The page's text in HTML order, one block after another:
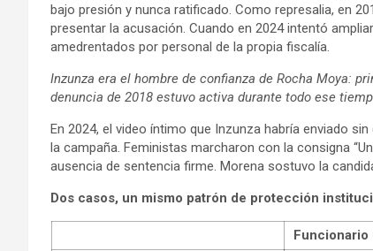
bajo presión y nunca ratificado. Como represalia, en
presentar la acusación. Cuando en 2024 intentó
amedrentados por personal de la propia fiscalía.
Inzunza era el hombre de confianza de Rocha Moya:
denuncia de 2018 estuvo activa durante todo ese
En 2024, el video íntimo que Inzunza habría enviado
la campaña. Feministas marcharon con la consigna
ausencia de sentencia firme. Morena sostuvo la
Dos casos, un mismo patrón de protección
Funcionario